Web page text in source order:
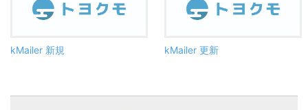
kMailer 新規 kMailer 更新